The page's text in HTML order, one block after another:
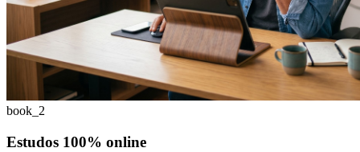
book_2
Estudos 100% online